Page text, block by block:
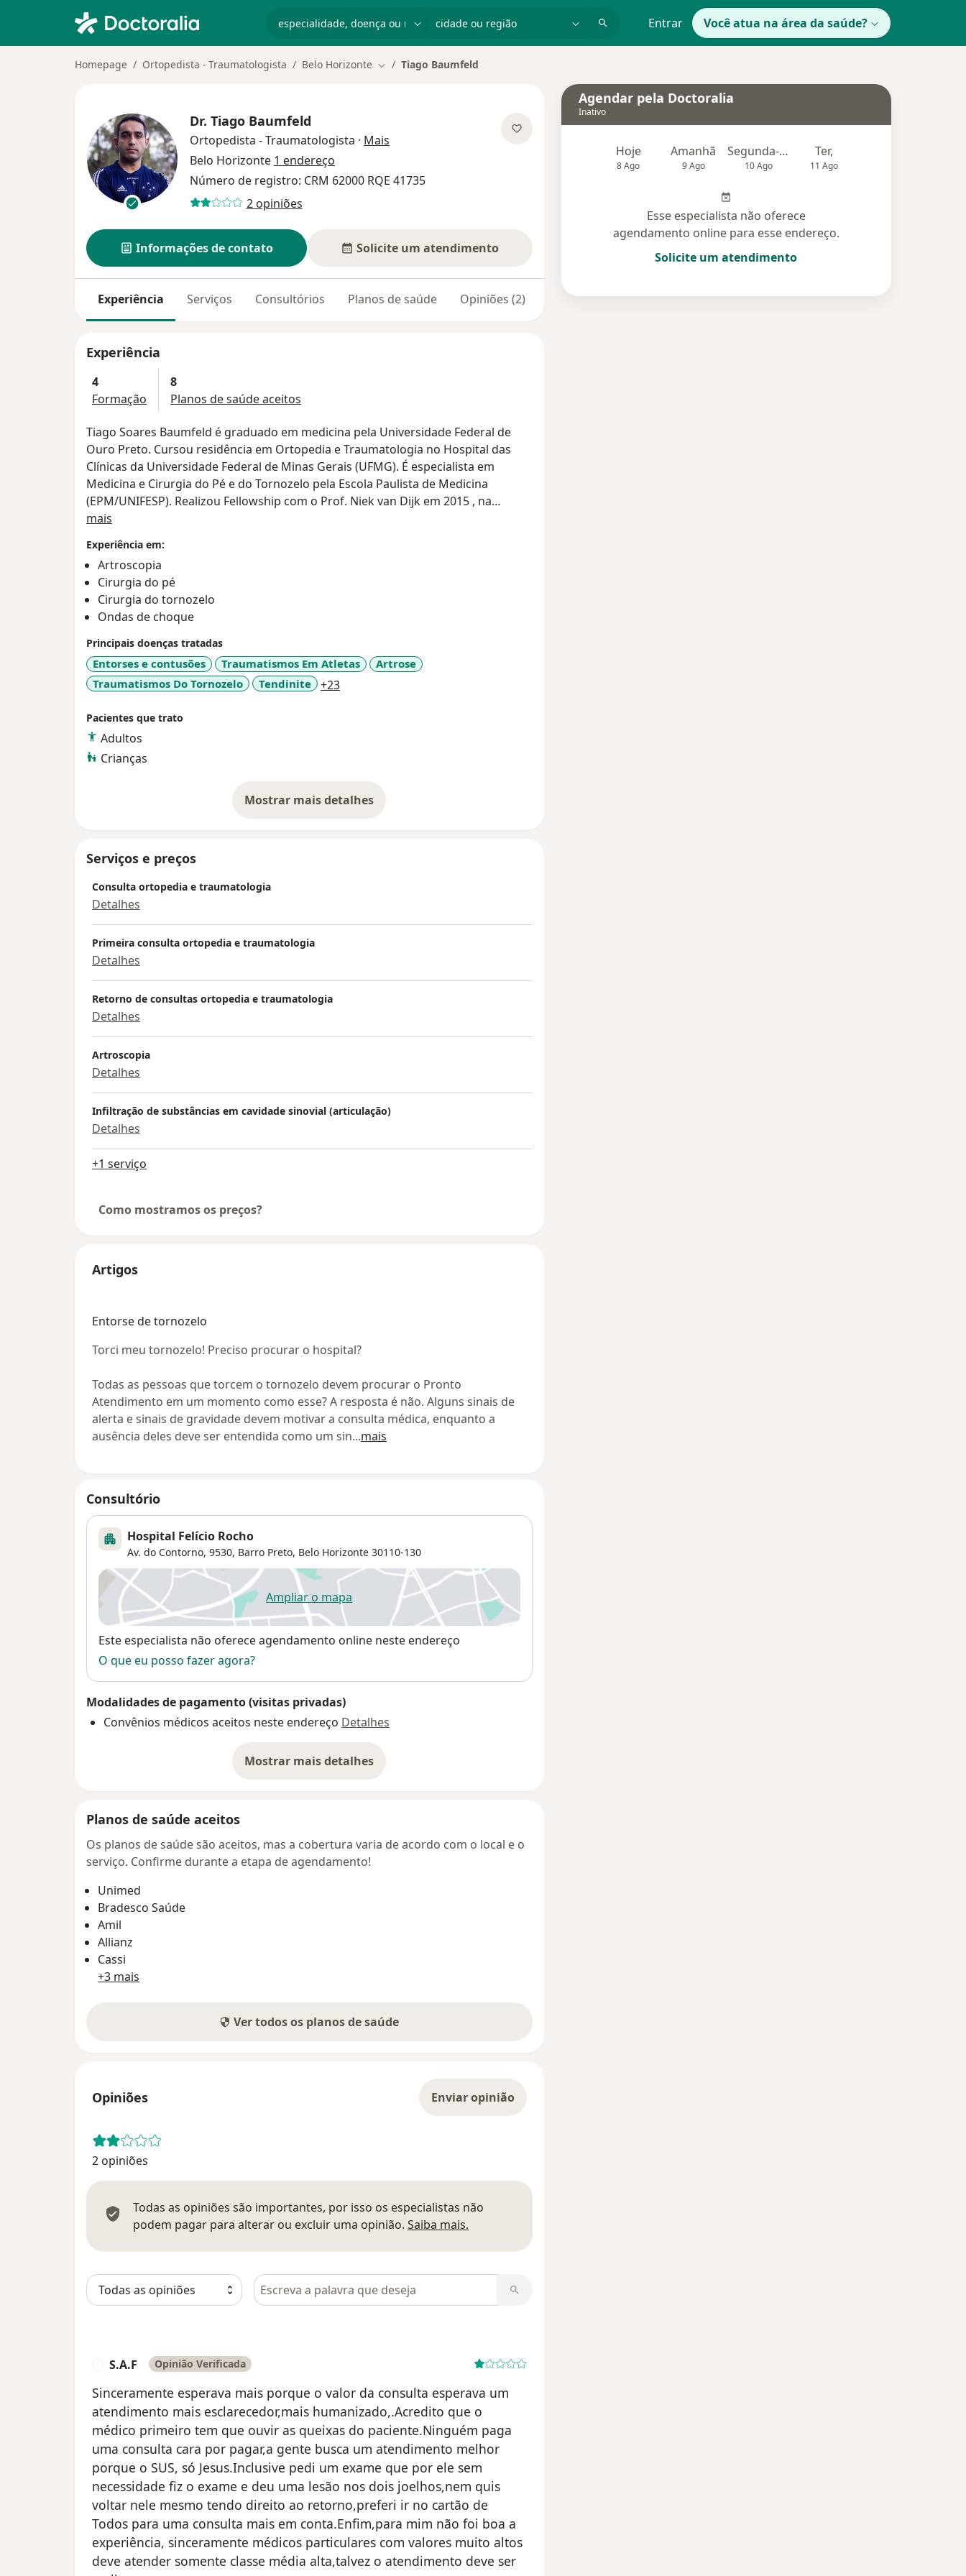
Entrar Você atua na área da saúde?
Homepage Ortopedista - Traumatologista Belo Horizonte Mudar de cidade
Tiago Baumfeld
Dr. Tiago Baumfeld
Ortopedista - Traumatologista · Mais
Belo Horizonte 1 endereço
Número de registro: CRM 62000 RQE 41735
2 opiniões
Informações de contato Solicite um atendimento
Experiência Serviços Consultórios Planos de saúde Opiniões (2)
Experiência
4
Formação
8
Planos de saúde aceitos
Tiago Soares Baumfeld é graduado em medicina pela Universidade Federal de
Ouro Preto. Cursou residência em Ortopedia e Traumatologia no Hospital das
Clínicas da Universidade Federal de Minas Gerais (UFMG). É especialista em
Medicina e Cirurgia do Pé e do Tornozelo pela Escola Paulista de Medicina
(EPM/UNIFESP). Realizou Fellowship com o Prof. Niek van Dijk em 2015 , na
Technische Universitat Munchen e UniversitatsKlinikum Heidelberg no mesmo
ano. Em 2019, realizou Fellowship com o Prof. Beat Hintermann com ênfase em
Artrosplastia do Tornozelo. Possui proficiência em inglês, com ceritificação de
inglês avançado pela Universidade de Cambridge (CAE) e pela universidade de
Michigan (ECPE). Atualmente é Professor da Universidade Federal de Minas
Gerais (UFMG) e Mestre em Ortopedia.
mais
Experiência em:
Artroscopia
Cirurgia do pé
Cirurgia do tornozelo
Ondas de choque
Principais doenças tratadas
Entorses e contusões Traumatismos Em Atletas
Artrose
Traumatismos Do Tornozelo
Tendinite +23a11y_sr_more_diseases
Pacientes que trato
Adultos
Crianças
Mostrar mais detalhes
sobre a experiência
Serviços e preços
Consulta ortopedia e traumatologia
Detalhes
Primeira consulta ortopedia e traumatologia
Detalhes
Retorno de consultas ortopedia e traumatologia
Detalhes
Artroscopia
Detalhes
Infiltração de substâncias em cavidade sinovial (articulação)
Detalhes
+1 serviço
Como mostramos os preços?
Artigos
Entorse de tornozelo
Torci meu tornozelo! Preciso procurar o hospital?
Todas as pessoas que torcem o tornozelo devem procurar o Pronto
Atendimento em um momento como esse? A resposta é não. Alguns sinais de
alerta e sinais de gravidade devem motivar a consulta médica, enquanto a
ausência deles deve ser entendida como um sin...mais
Consultório
Hospital Felício Rocho
Av. do Contorno, 9530, Barro Preto, Belo Horizonte 30110-130
Ampliar o mapaabre num novo separador
Disponibilidade
Este especialista não oferece agendamento online neste endereço
O que eu posso fazer agora?
Modalidades de pagamento (visitas privadas)
Convênios médicos aceitos neste endereço Detalhes
Mostrar mais detalhes
sobre o endereço
Planos de saúde aceitos
Os planos de saúde são aceitos, mas a cobertura varia de acordo com o local e o
serviço. Confirme durante a etapa de agendamento!
Unimed
Bradesco Saúde
Amil
Allianz
Cassi
+3 mais
Ver todos os planos de saúde
Opiniões Enviar opinião
2 opiniões
Todas as opiniões são importantes, por isso os especialistas não
podem pagar para alterar ou excluir uma opinião. Saiba mais.
Pesquisar em opiniões
S.A.F Opinião Verificada
Sinceramente esperava mais porque o valor da consulta esperava um
atendimento mais esclarecedor,mais humanizado,.Acredito que o
médico primeiro tem que ouvir as queixas do paciente.Ninguém paga
uma consulta cara por pagar,a gente busca um atendimento melhor
porque o SUS, só Jesus.Inclusive pedi um exame que por ele sem
necessidade fiz o exame e deu uma lesão nos dois joelhos,nem quis
voltar nele mesmo tendo direito ao retorno,preferi ir no cartão de
Todos para uma consulta mais em conta.Enfim,para mim não foi boa a
experiência, sinceramente médicos particulares com valores muito altos
deve atender somente classe média alta,talvez o atendimento deve ser
Agendar pela Doctoralia
Inativo
Hoje
8 Ago
Amanhã
9 Ago
Segunda-feira
10 Ago
Ter,
11 Ago
Esse especialista não oferece
agendamento online para esse endereço.
Solicite um atendimento